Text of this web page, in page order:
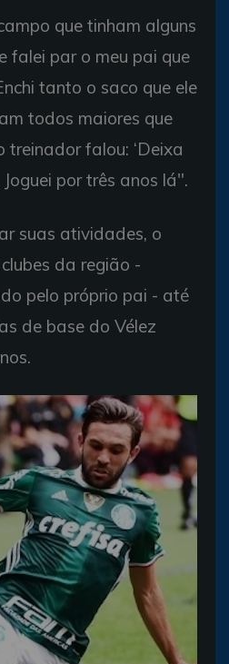
que tinham alguns
falei par o meu pai que
tanto o saco que ele
todos maiores que
treinador falou: ‘Deixa
por três anos lá".
suas atividades, o
da região -
pelo próprio pai - até
de base do Vélez